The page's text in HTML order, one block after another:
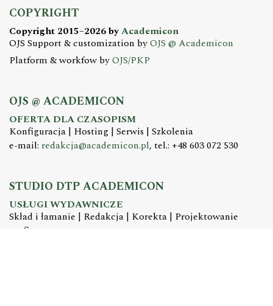
COPYRIGHT
Copyright 2015–2026 byAcademicon
OJS Support & customization byOJS @ Academicon
Platform & workfow byOJS/PKP
OJS @ ACADEMICON
OFERTA DLA CZASOPISM
Konfiguracja | Hosting | Serwis | Szkolenia
e-mail: redakcja@academicon.pl, tel.: +48 603 072 530
STUDIO DTP ACADEMICON
USŁUGI WYDAWNICZE
Skład i łamanie | Redakcja | Korekta | Projektowanie
graficzne